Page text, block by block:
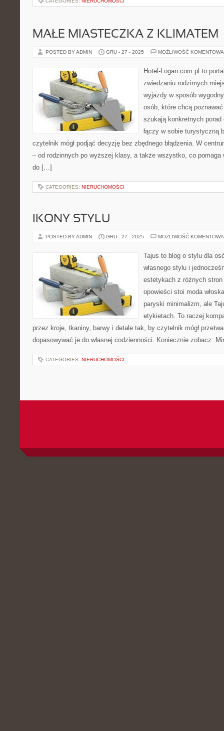
MAŁE MIASTECZKA Z KLIMATEM
POSTED BY ADMIN GRU - 27 - 2025 MOŻLIWOŚĆ
Hotel-Logan.com.pl to
zwiedzaniu rodzimych
wyjazdy w sposób
osób, które chcą
szukają konkretnych
łączy w sobie turystyczną
czytelnik mógł podjąć decyzję bez zbędnego błądzenia. W
– od rodzinnych po wyższej klasy, a także wszystko, co pomaga
do […]
CATEGORIES: NIERUCHOMOŚCI
IKONY STYLU
POSTED BY ADMIN GRU - 27 - 2025 MOŻLIWOŚĆ
Tajus to blog o stylu dla
własnego stylu i
estetykach z różnych
opowieści stoi moda
paryski minimalizm, ale
etykietach. To raczej
przez kroje, tkaniny, barwy i detale tak, by czytelnik mógł
dopasowywać je do własnej codzienności. Koniecznie zobacz:
CATEGORIES: NIERUCHOMOŚCI